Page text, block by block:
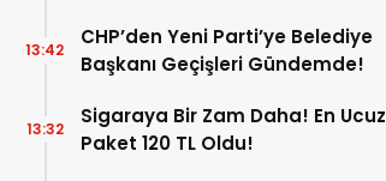
CHP’den Yeni Parti’ye Belediye
Başkanı Geçişleri Gündemde!
13:42
Sigaraya Bir Zam Daha! En Ucuz
Paket 120 TL Oldu!
13:32